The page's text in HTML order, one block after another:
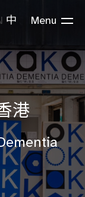
中 Menu
港